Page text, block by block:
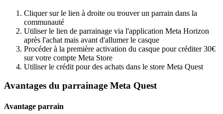
Cliquer sur le lien à droite ou trouver un parrain dans la
communauté
Utiliser le lien de parrainage via l'application Meta Horizon
après l'achat mais avant d'allumer le casque
Procéder à la première activation du casque pour créditer 30€
sur votre compte Meta Store
Utiliser le crédit pour des achats dans le store Meta Quest
Avantages du parrainage Meta Quest
Avantage parrain